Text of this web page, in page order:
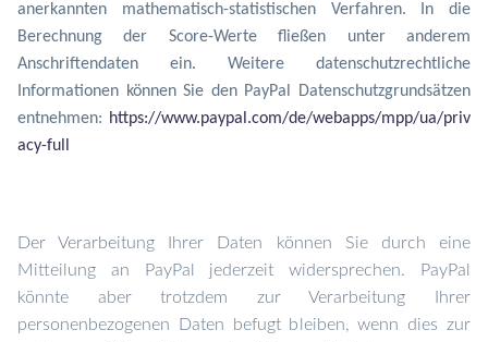
anerkannten mathematisch-statistischen Verfahren. In die
Berechnung der Score-Werte fließen unter anderem
Anschriftendaten ein. Weitere datenschutzrechtliche
Informationen können Sie den PayPal Datenschutzgrundsätzen
entnehmen: https://www.paypal.com/de/webapps/mpp/ua/priv
acy-full
Der Verarbeitung Ihrer Daten können Sie durch eine
Mitteilung an PayPal jederzeit widersprechen. PayPal
könnte aber trotzdem zur Verarbeitung Ihrer
personenbezogenen Daten befugt bleiben, wenn dies zur